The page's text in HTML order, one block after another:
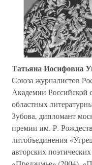
Татьяна Иосифовна
Союза журналистов
Академии Российской
областных
Зубова, дипломант
премии им. Р.
литобъединения
авторских